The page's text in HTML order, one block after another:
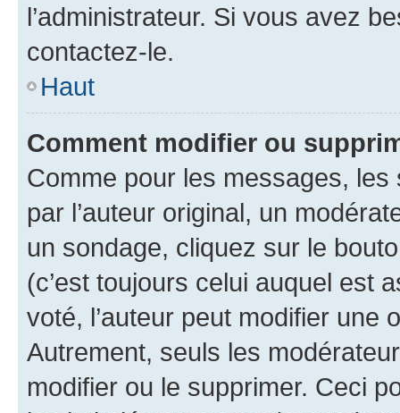
l’administrateur. Si vous avez
contactez-le.
Haut
Comment modifier ou
Comme pour les messages,
par l’auteur original, un
un sondage, cliquez sur le
(c’est toujours celui auquel est
voté, l’auteur peut modifier une
Autrement, seuls les
modifier ou le supprimer. Ceci